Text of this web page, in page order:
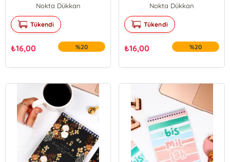
Nokta Dükkan
Tükendi
₺16,00 %20
Nokta Dükkan
Tükendi
₺16,00 %20